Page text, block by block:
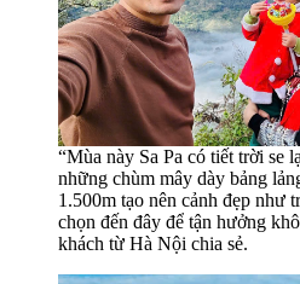
“Mùa này Sa Pa có tiết trời se
những chùm mây dày bảng
1.500m tạo nên cảnh đẹp như
chọn đến đây để tận hưởng
khách từ Hà Nội chia sẻ.